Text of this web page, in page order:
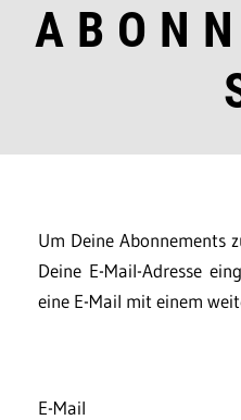
Um Deine Abonnements
Deine E-Mail-Adresse
eine E-Mail mit einem
E-Mail